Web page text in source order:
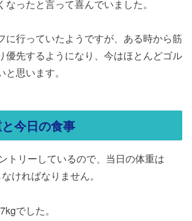
なったと言って喜んでいました。
に行っていたようですが、ある時から筋
優先するようになり、今はほとんどゴル
思います。
今日の食事
トリーしているので、当日の体重は
ければなりません。
でした。